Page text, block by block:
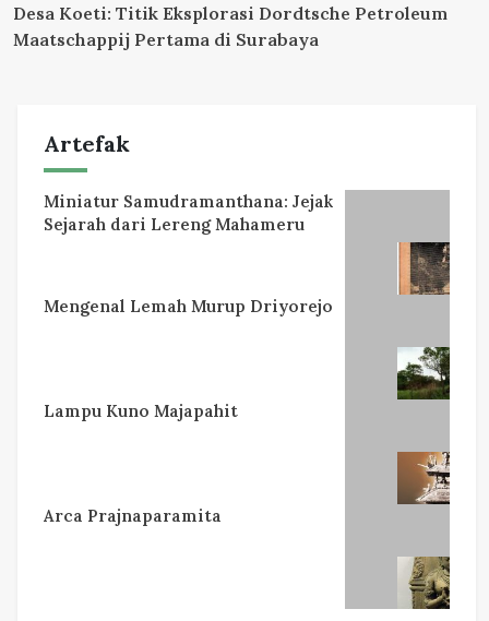
Desa Koeti: Titik Eksplorasi Dordtsche Petroleum
Maatschappij Pertama di Surabaya
Artefak
Miniatur Samudramanthana: Jejak
Sejarah dari Lereng Mahameru
Mengenal Lemah Murup Driyorejo
Lampu Kuno Majapahit
Arca Prajnaparamita